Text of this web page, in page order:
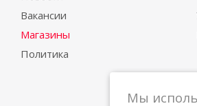
Вакансии
Магазины
Политика
Мы